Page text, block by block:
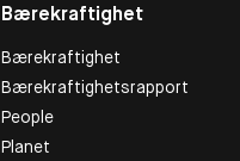
Bærekraftighet
Bærekraftighet
Bærekraftighetsrapport
People
Planet